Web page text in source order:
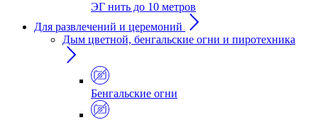
ЭГ нить до 10 метров
Для развлечений и церемоний
Дым цветной, бенгальские огни и пиротехника
Бенгальские огни